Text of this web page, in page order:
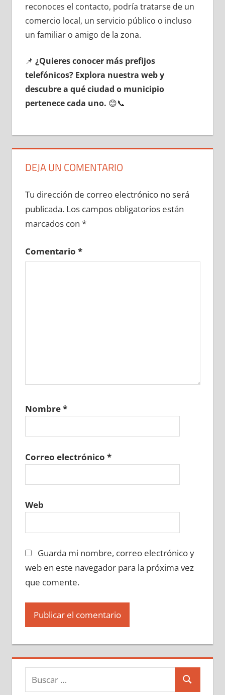
reconoces el contacto, podría tratarse dе un
comercio local, un servicio público ο incluso
un familiar ο amigo dе la zona.
📌 ¿Quieres conocer mа́s prefijos
telefónicos? Explora nuestra web у
descubre а qué ciudad ο municipio
pertenece cada uno. 😊📞
DEJA UN COMENTARIO
Tu dirección de correo electrónico no será
publicada. Los campos obligatorios están
marcados con *
Comentario *
Nombre*
Correo electrónico *
Web
Guarda mi nombre, correo electrónico y
web en este navegador para la próxima vez
que comente.
Buscar